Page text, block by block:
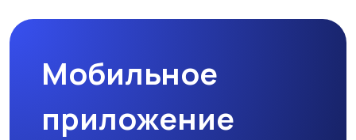
Мобильное
приложение